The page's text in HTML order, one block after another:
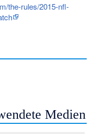
the-rules/2015-nfl-
Medien